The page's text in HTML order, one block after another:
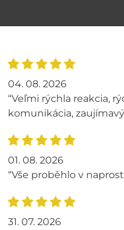
04. 08. 2026
“Veľmi rýchla reakcia,
komunikácia,
01. 08. 2026
“Vše proběhlo v
31. 07. 2026